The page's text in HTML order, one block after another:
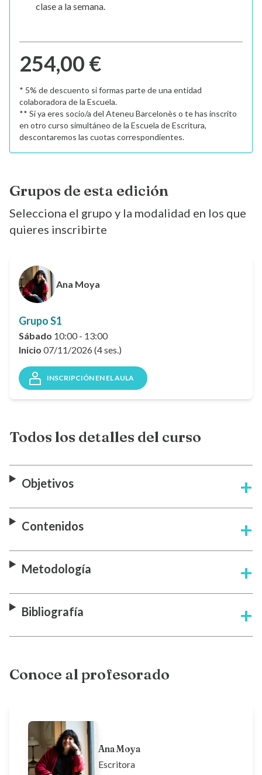
clase a la semana.
254,00 €
* 5% de descuento si formas parte de una entidad
colaboradora de la Escuela.
** Si ya eres socio/a del Ateneu Barcelonès o te has inscrito
en otro curso simultáneo de la Escuela de Escritura,
descontaremos las cuotas correspondientes.
Grupos de esta edición
Selecciona el grupo y la modalidad en los que
quieres inscribirte
Grupo S1
Sábado 10:00 - 13:00
Inicio 07/11/2026 (4 ses.)
Ana Moya
INSCRIPCIÓN EN EL AULA
Todos los detalles del curso
Objetivos
Contenidos
Metodología
Bibliografía
Conoce al profesorado
Ana Moya
Escritora